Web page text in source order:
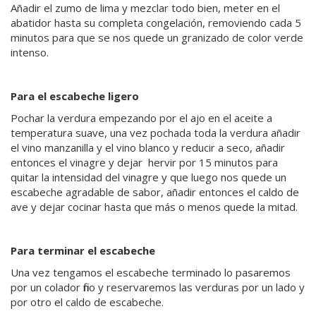
Añadir el zumo de lima y mezclar todo bien, meter en el
abatidor hasta su completa congelación, removiendo cada 5
minutos para que se nos quede un granizado de color verde
intenso.
Para el escabeche ligero
Pochar la verdura empezando por el ajo en el aceite a
temperatura suave, una vez pochada toda la verdura añadir
el vino manzanilla y el vino blanco y reducir a seco, añadir
entonces el vinagre y dejar hervir por 15 minutos para
quitar la intensidad del vinagre y que luego nos quede un
escabeche agradable de sabor, añadir entonces el caldo de
ave y dejar cocinar hasta que más o menos quede la mitad.
Para terminar el escabeche
Una vez tengamos el escabeche terminado lo pasaremos
por un colador fino y reservaremos las verduras por un lado y
por otro el caldo de escabeche.